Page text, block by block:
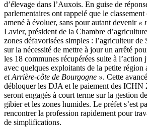
d’élevage dans l’Auxois. En guise de
parlementaires ont rappelé que le
amené à évoluer, sans pour autant devenir«
Lavier, président de la Chambre
zones défavorisées simples : l’agriculteur
sur la nécessité de mettre à jour un arrêté
les 18 communes récupérées suite à
avec quelques exploitants de la petite région
et Arrière-côte de Bourgogne ». Cette
débloquer les DJA et le paiement des ICHN
seront engagés à court terme sur la gestion
gibier et les zones humides. Le préfet s’est
rencontrer la profession rapidement pour
de simplifications.